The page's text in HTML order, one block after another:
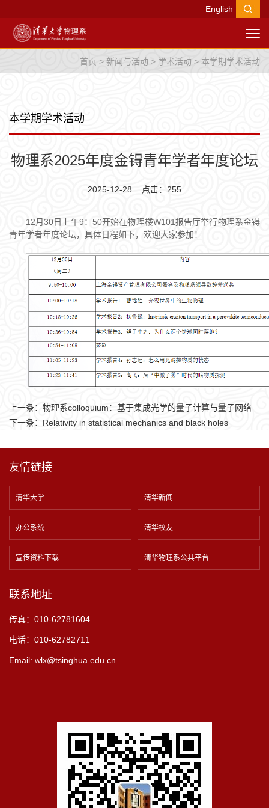
English
首页 > 新闻与活动 > 学术活动 > 本学期学术活动
本学期学术活动
物理系2025年度金锝青年学者年度论坛
2025-12-28 点击： 255
12月30日上午9：50开始在物理楼W101报告厅举行物理系金锝
青年学者年度论坛，具体日程如下，欢迎大家参加！
上一条： 物理系colloquium：基于集成光学的量子计算与量子网络
下一条： Relativity in statistical mechanics and black holes
友情链接
清华大学 清华新闻
办公系统 清华校友
宣传资料下载 清华物理系公共平台
联系地址
传真：010-62781604
电话：010-62782711
Email: wlx@tsinghua.edu.cn